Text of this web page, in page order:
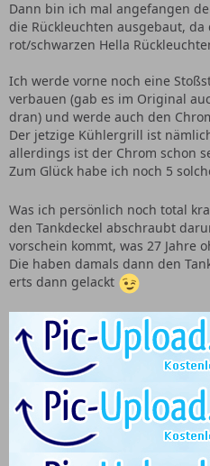
Dann bin ich mal angefangen
die Rückleuchten ausgebaut,
rot/schwarzen Hella
Ich werde vorne noch eine
verbauen (gab es im Original
dran) und werde auch den
Der jetzige Kühlergrill ist
allerdings ist der Chrom schon
Zum Glück habe ich noch 5
Was ich persönlich noch total
den Tankdeckel abschraubt
vorschein kommt, was 27 Jahre
Die haben damals dann den
erts dann gelackt